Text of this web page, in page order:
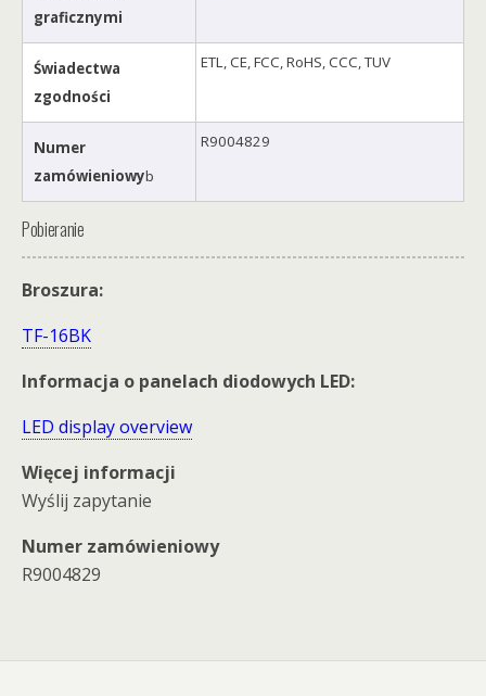
graficznymi
Świadectwa
zgodności
ETL, CE, FCC, RoHS, CCC, TUV
Numer
zamówieniowyb
R9004829
Pobieranie
Broszura:
TF-16BK
Informacja o panelach diodowych LED:
LED display overview
Więcej informacji
Wyślij zapytanie
Numer zamówieniowy
R9004829